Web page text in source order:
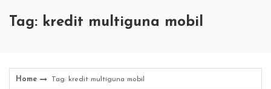
Tag: kredit multiguna mobil
Home Tag: kredit multiguna mobil